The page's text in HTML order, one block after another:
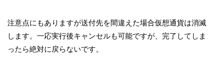
注意点にもありますが送付先を間違えた場合仮想通貨は消滅
します。一応実行後キャンセルも可能ですが、完了してしま
ったら絶対に戻らないです。